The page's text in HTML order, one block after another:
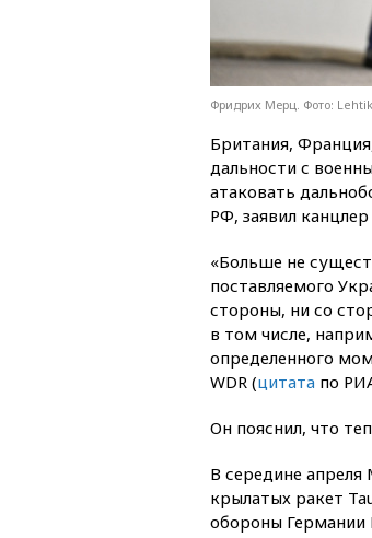
Фридрих Мерц. Фото:
Британия,
дальности с
атаковать
РФ, заявил
«Больше не
поставляемого
стороны, ни со
в том числе,
определенного
WDR (цитата по
Он пояснил, что
В середине
крылатых ракет
обороны Германии